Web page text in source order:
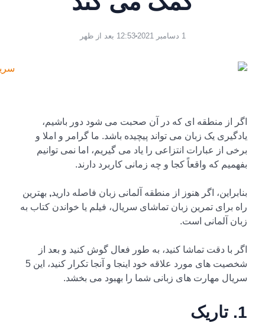
1 دسامبر 2021 12:53 بعد از ظهر
اگر از منطقه ای که در آن صحبت می شود دور باشیم،
یادگیری یک زبان می تواند پیچیده باشد. ما گرامر و املا و
برخی از عبارات انتزاعی را یاد می گیریم، اما نمی توانیم
بفهمیم که واقعاً کجا و چه زمانی کاربرد دارند.
بنابراین، اگر هنوز از منطقه آلمانی زبان فاصله دارید, بهترین
راه برای تمرین زبان تماشای سریال، فیلم یا خواندن کتاب به
زبان آلمانی است.
اگر با دقت تماشا کنید، به طور فعال گوش کنید و بعد از
شخصیت های مورد علاقه خود اینجا و آنجا تکرار کنید، این 5
سریال مهارت های زبانی شما را بهبود می بخشد.
1. تاریک